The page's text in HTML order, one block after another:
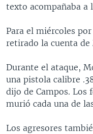
texto acompañaba a
Para el miércoles
retirado la cuenta
Durante el ataque,
una pistola calibre
dijo de Campos. Los
murió cada una de
Los agresores